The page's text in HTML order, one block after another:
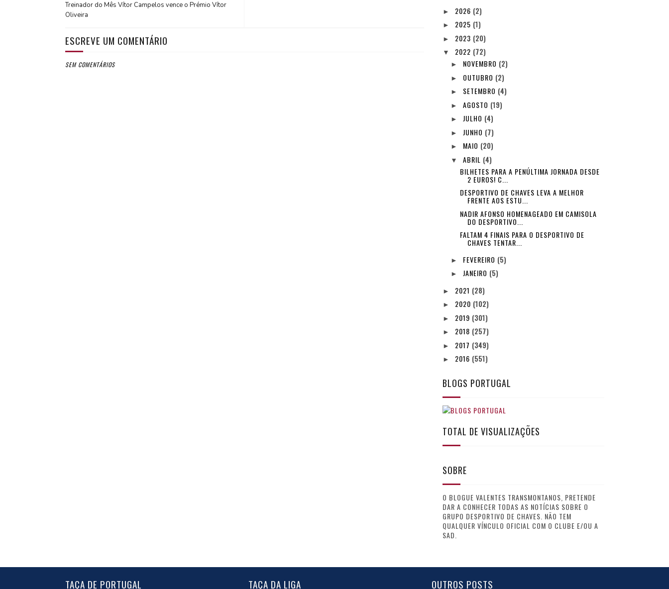
Treinador do Mês Vítor Campelos vence o Prémio Vítor
Oliveira
ESCREVE UM COMENTÁRIO
SEM COMENTÁRIOS
► 2026 (2)
► 2025 (1)
► 2023 (20)
▼ 2022 (72)
► NOVEMBRO (2)
► OUTUBRO (2)
► SETEMBRO (4)
►AGOSTO (19)
► JULHO (4)
► JUNHO (7)
► MAIO (20)
▼ABRIL (4)
BILHETES PARA A PENÚLTIMA JORNADA DESDE
2 EUROS! C...
DESPORTIVO DE CHAVES LEVA A MELHOR
FRENTE AOS ESTU...
NADIR AFONSO HOMENAGEADO EM CAMISOLA
DO DESPORTIVO...
FALTAM 4 FINAIS PARA O DESPORTIVO DE
CHAVES TENTAR...
► FEVEREIRO (5)
► JANEIRO (5)
► 2021 (28)
► 2020 (102)
► 2019 (301)
► 2018 (257)
► 2017 (349)
► 2016 (551)
BLOGS PORTUGAL
TOTAL DE VISUALIZAÇÕES
SOBRE
O BLOGUE VALENTES TRANSMONTANOS, PRETENDE
DAR A CONHECER TODAS AS NOTÍCIAS SOBRE O
GRUPO DESPORTIVO DE CHAVES. NÃO TEM
QUALQUER VÍNCULO OFICIAL COM O CLUBE E/OU A
SAD.
TAÇA DE PORTUGAL TAÇA DA LIGA OUTROS POSTS